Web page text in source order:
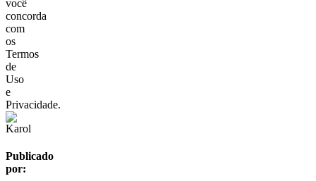
você
concorda
com
os
Termos
de
Uso
e
Privacidade.
Publicado
por: